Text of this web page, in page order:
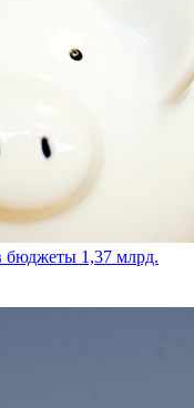
бюджеты 1,37 млрд.